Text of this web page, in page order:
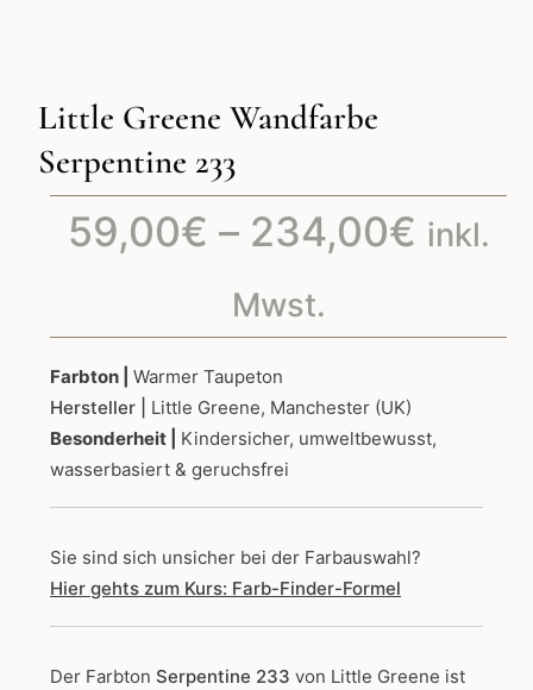
Little Greene Wandfarbe
Serpentine 233
59,00€ – 234,00€ inkl.
Mwst.
Farbton | Warmer Taupeton
Hersteller | Little Greene, Manchester (UK)
Besonderheit | Kindersicher, umweltbewusst,
wasserbasiert & geruchsfrei
Sie sind sich unsicher bei der Farbauswahl?
Hier gehts zum Kurs: Farb-Finder-Formel
Der Farbton Serpentine 233 von Little Greene ist